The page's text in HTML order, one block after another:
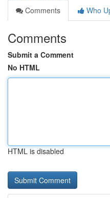
Comments
Who
Comments
Submit a Comment
No HTML
HTML is disabled